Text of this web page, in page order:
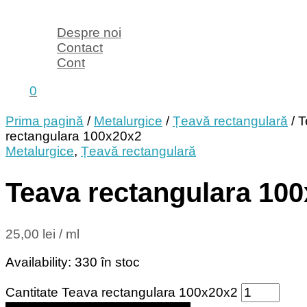
Despre noi
Contact
Cont
0
Prima pagină / Metalurgice /Țeavă rectangulară /
rectangulara 100x20x2
Metalurgice, Țeavă rectangulară
Teava rectangulara
25,00 lei / ml
Availability: 330 în stoc
Cantitate Teava rectangulara 100x20x2